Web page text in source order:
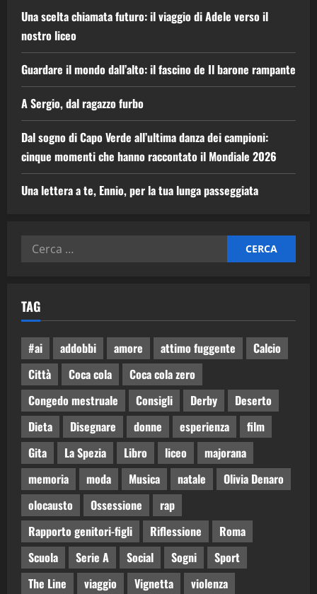
Una scelta chiamata futuro: il viaggio di Adele verso il
nostro liceo
Guardare il mondo dall’alto: il fascino de Il barone rampante
A Sergio, dal ragazzo furbo
Dal sogno di Capo Verde all’ultima danza dei campioni:
cinque momenti che hanno raccontato il Mondiale 2026
Una lettera a te, Ennio, per la tua lunga passeggiata
TAG
#ai addobbi amore attimo fuggente
Calcio
Città
Coca cola
Coca cola zero
Congedo mestruale
Consigli Derby
Deserto
Dieta
Disegnare donne esperienza
film
Gita
La Spezia Libro liceo
majorana
memoria
moda Musica natale
Olivia Denaro
olocausto
Ossessione
rap
Rapporto genitori-figli
Riflessione
Roma
Scuola
Serie A Social Sogni
Sport
The Line
viaggio Vignetta violenza